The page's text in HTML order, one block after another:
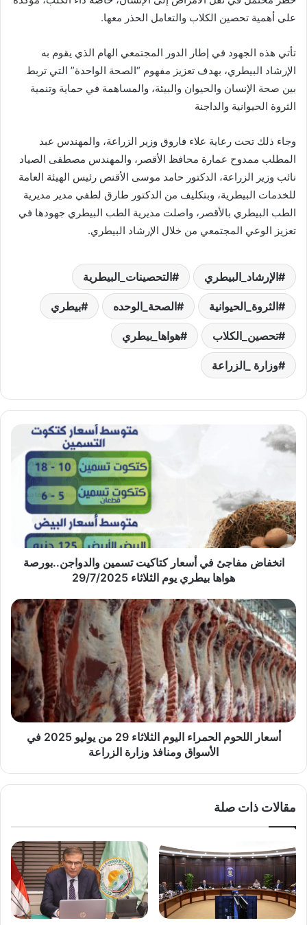
على أهمية تحصين الكلاب والتعامل الحذر معها.
تأتي هذه الجهود في إطار الدور المجتمعي الهام الذي يقوم به
الإرشاد البيطري، بهدف تعزيز مفهوم “الصحة الواحدة” التي تربط
بين صحة الإنسان والحيوان والبيئة، والمساهمة في حماية وتنمية
الثروة الحيوانية والداجنة
وجاء ذلك تحت رعاية علاء فاروق وزير الزراعة، والمهندس عبد
المطلب ممدوح عمارة محافظ الأقصر، والمهندس مصطفى الصياد
نائب وزير الزراعة، الدكتور حامد موسى الأقنص رئيس الهيئة العامة
للخدمات البيطرية، وبتكليف من الدكتور طارق لطفي مدير مديرية
الطب البيطري بالأقصر، واصلت مديرية الطب البيطري جهودها في
تعزيز الوعي المجتمعي من خلال الإرشاد البيطري.
الإرشاد_البيطري التحصينات_البيطرية
الثروة_الحيوانية الصحة_الوحده بيطري
تحصين_الكلاب هواها_بيطري
وزارة _الزراعة
انخفاض
مفاجئ
تسمين
والدواجن..بورصة
هواها
بيطري
يومانخفاض مفاجئ في أسعار كتاكيت تسمين والدواجن..بورصة
هواها بيطري يوم الثلاثاء 29/7/2025
أسعار
اللحوم
الحمراء
اليوم
الثلاثاء
29
من
يوليو
2025
أسعار اللحوم الحمراء اليوم الثلاثاء 29 من يوليو 2025 في
الأسواق ومنافذ وزارة الزراعة
مقالات ذات صلة